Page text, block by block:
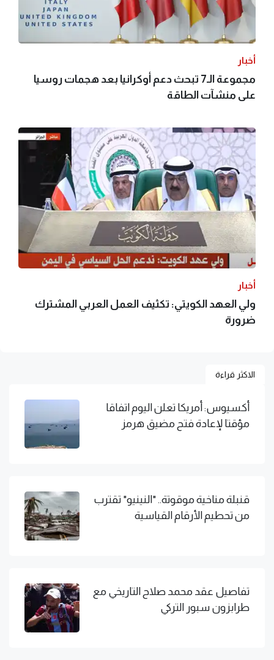
أخبار
مجموعة الـ7 تبحث دعم أوكرانيا بعد هجمات روسيا
على منشآت الطاقة
أخبار
ولي العهد الكويتي: تكثيف العمل العربي المشترك
ضرورة
الاكثر قراءة
أكسيوس: أمريكا تعلن اليوم اتفاقا
مؤقتا لإعادة فتح مضيق هرمز
قنبلة مناخية موقوتة.. "النينيو" تقترب
من تحطيم الأرقام القياسية
تفاصيل عقد محمد صلاح التاريخي مع
طرابزون سبور التركي